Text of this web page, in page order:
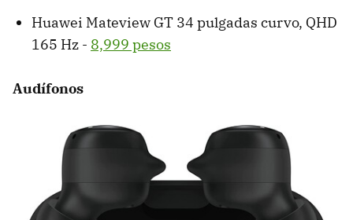
Huawei Mateview GT 34 pulgadas curvo, QHD
165 Hz - 8,999 pesos
Audífonos